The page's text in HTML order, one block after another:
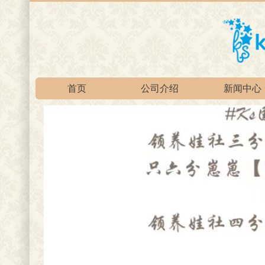
首页 公司介绍 新闻中心